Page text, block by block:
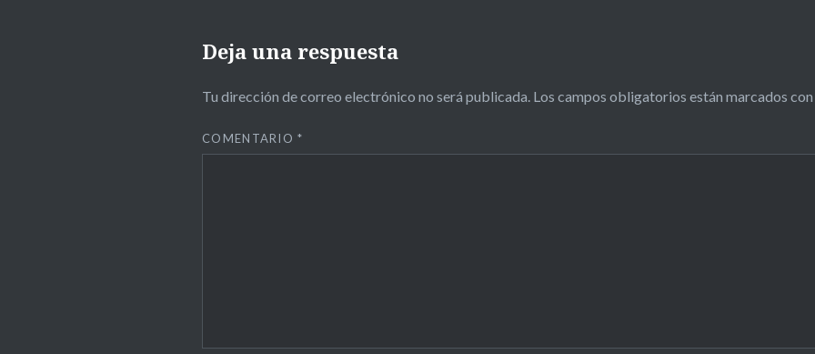
Deja una respuesta
Tu dirección de correo electrónico no será publicada. Los campos obligatorios están marcados con
COMENTARIO*